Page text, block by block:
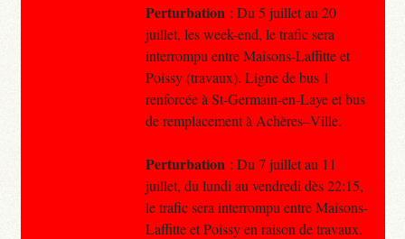
Perturbation : Du 5 juillet au 20
juillet, les week-end, le trafic sera
interrompu entre Maisons-Laffitte et
Poissy (travaux). Ligne de bus 1
renforcée à St-Germain-en-Laye et bus
de remplacement à Achères–Ville.
Perturbation : Du 7 juillet au 11
juillet, du lundi au vendredi dès 22:15,
le trafic sera interrompu entre Maisons-
Laffitte et Poissy en raison de travaux.